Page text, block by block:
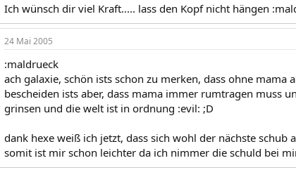
Ich wünsch dir viel Kraft..... lass den Kopf nicht hängen
24 Mai 2005
:maldrueck
ach galaxie, schön ists schon zu merken, dass ohne mama
bescheiden ists aber, dass mama immer rumtragen muss
grinsen und die welt ist in ordnung :evil: ;D
dank hexe weiß ich jetzt, dass sich wohl der nächste schub
somit ist mir schon leichter da ich nimmer die schuld bei